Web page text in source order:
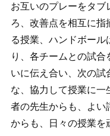
お互いのプレーをタブ
ろ、改善点を相互に指
る授業、ハンドボール
り、各チームとの試
いに伝え合い、次の試
な、協力して授業に一
者の先生からも、よい
からも、日々の授業を